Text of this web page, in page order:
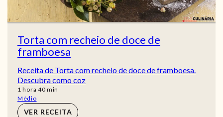
Torta com recheio de doce de
framboesa
Receita de Torta com recheio de doce de framboesa.
Descubra como coz
1 hora
hora 40min
min
Médio
VER RECEITA